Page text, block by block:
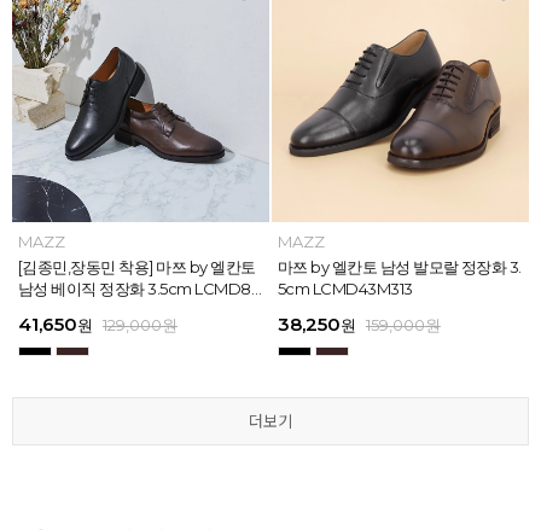
MAZZ
마쯔 by 엘칸토 남성 스트라이프 웨빙
포인트 스니커즈 3cm LCMS68M31
67,150원 179,000원
MAZZ
마쯔 by 엘칸토 남성 플레인 볼륨 컵
솔 스니커즈 3cm LCMS62M613
62,900원 179,000원
더보기
MAZZ
[김종민,장동민 착용] 마쯔 by 엘칸토
남성 베이직 정장화 3.5cm LCMD80
41,650원 129,000원
MAZZ
마쯔 by 엘칸토 남성 발모랄 정장화 3.
5cm LCMD43M313
38,250원 159,000원
더보기
MAZZ
마쯔 by 엘칸토 남성 오버랩 로퍼 2c
m LCMC92I126
38,250원 129,000원
MAZZ
마쯔 by 엘칸토 남성 스트랩 로퍼 2c
m LCMC91M313
39,200원 159,000원
더보기
MAZZ
마쯔 by 엘칸토 남성 포인트 컴포트화
4cm LCMD11M111
41,650원 129,000원
MAZZ
마쯔 by 엘칸토 남성 캐주얼 컴포트화
4cm LCMD13M111
41,650원 129,000원
더보기
MAZZ
마쯔 by 엘칸토 남성 스트라이프 웨빙
포인트 스니커즈 3cm LCMS68M31
67,150원 179,000원
MAZZ
마쯔 by 엘칸토 남성 플레인 볼륨 컵
솔 스니커즈 3cm LCMS62M613
62,900원 179,000원
더보기
MAZZ
[김종민,장동민 착용] 마쯔 by 엘칸토
남성 베이직 정장화 3.5cm LCMD80
41,650원 129,000원
MAZZ
마쯔 by 엘칸토 남성 발모랄 정장화 3.
5cm LCMD43M313
38,250원 159,000원
더보기